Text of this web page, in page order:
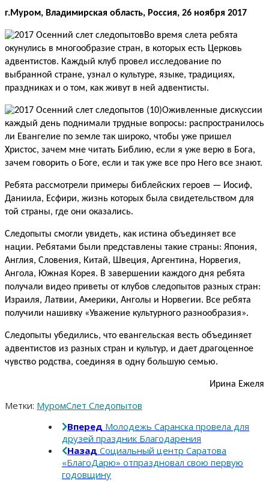
г.Муром, Владимирская область, Россия, 26 ноября 2017
Во время слета ребята
окунулись в многообразие стран, в которых есть Церковь
адвентистов. Каждый клуб провел исследование по
выбранной стране, узнал о культуре, языке, традициях,
праздниках и о том, как живут в ней адвентисты.
Оживленные дискуссии
каждый день поднимали трудные вопросы: распространилось
ли Евангелие по земле так широко, чтобы уже пришел
Христос, зачем мне читать Библию, если я уже верю в Бога,
зачем говорить о Боге, если и так уже все про Него все знают.
Ребята рассмотрели примеры библейских героев — Иосиф,
Даниила, Есфири, жизнь которых была свидетельством для
той страны, где они оказались.
Следопыты смогли увидеть, как истина объединяет все
нации. Ребятами были представлены такие страны: Япония,
Англия, Словения, Китай, Швеция, Аргентина, Норвегия,
Ангола, Южная Корея. В завершении каждого дня ребята
получали видео приветы от клубов следопытов разных стран:
Израиля, Латвии, Америки, Анголы и Норвегии. Все ребята
получили нашивку «Уважение культурного разнообразия».
Следопыты убедились, что евангельская весть объединяет
адвентистов из разных стран и культур, и дает драгоценное
чувство родства, соединяя в одну большую семью.
Ирина Ежеля
Метки: МуромСлет Следопытов
Вперед Молодежь Саранска провела для
друзей праздник Благодарения
Назад Социальный центр Саратова
«БлагоДарю» отпраздновал свою первую
годовщину